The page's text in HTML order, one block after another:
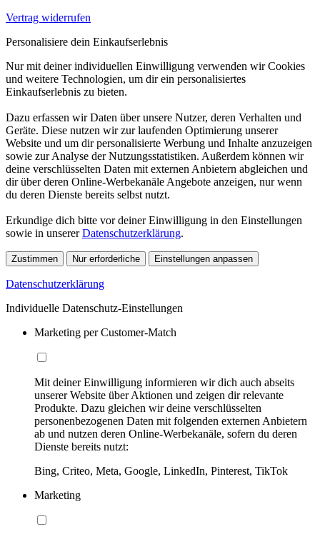
Vertrag widerrufen
Personalisiere dein Einkaufserlebnis
Nur mit deiner individuellen Einwilligung verwenden wir Cookies
und weitere Technologien, um dir ein personalisiertes
Einkaufserlebnis zu bieten.
Dazu erfassen wir Daten über unsere Nutzer, deren Verhalten und
Geräte. Diese nutzen wir zur laufenden Optimierung unserer
Website und um dir personalisierte Werbung und Inhalte anzuzeigen
sowie zur Analyse der Nutzungsstatistiken. Außerdem können wir
deine verschlüsselten Daten mit externen Anbietern abgleichen und
dir über deren Online-Werbekanäle Angebote anzeigen, nur wenn
du deren Dienste bereits selbst nutzt.
Erkundige dich bitte vor deiner Einwilligung in den Einstellungen
sowie in unsererDatenschutzerklärung.
Zustimmen Nur erforderliche Einstellungen anpassen
Datenschutzerklärung
Individuelle Datenschutz-Einstellungen
Marketing per Customer-Match
Mit deiner Einwilligung informieren wir dich auch abseits
unserer Website über Aktionen und zeigen dir relevante
Produkte. Dazu gleichen wir deine verschlüsselten
personenbezogenen Daten mit folgenden externen Anbietern
ab und nutzen deren Online-Werbekanäle, sofern du deren
Dienste bereits nutzt:
Bing, Criteo, Meta, Google, LinkedIn, Pinterest, TikTok
Marketing